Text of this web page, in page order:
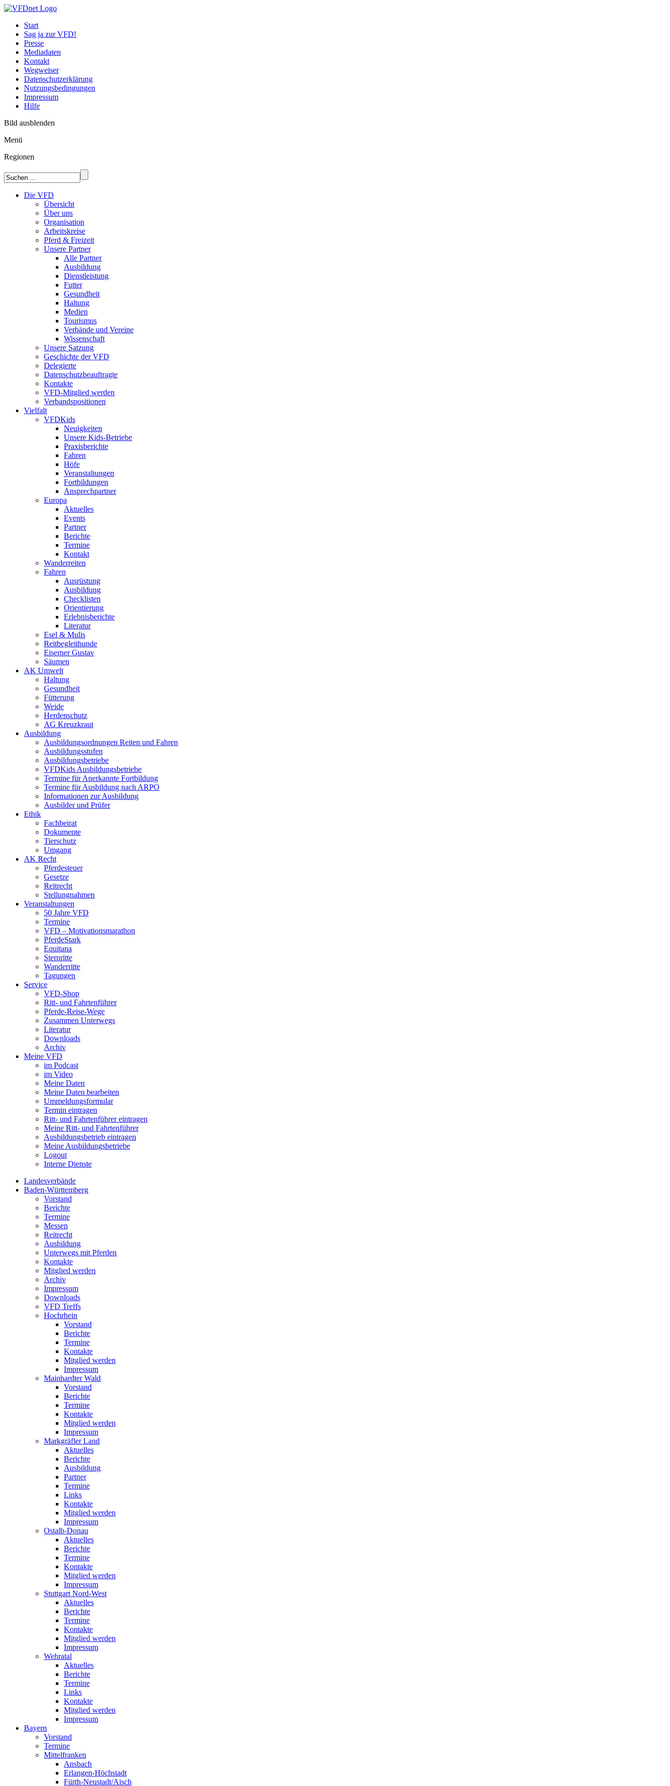
Start
Sag ja zur VFD!
Presse
Mediadaten
Kontakt
Wegweiser
Datenschutzerklärung
Nutzungsbedingungen
Impressum
Hilfe
Bild ausblenden
Menü
Regionen
Die VFD
Übersicht
Über uns
Organisation
Arbeitskreise
Pferd & Freizeit
Unsere Partner
Alle Partner
Ausbildung
Dienstleistung
Futter
Gesundheit
Haltung
Medien
Tourismus
Verbände und Vereine
Wissenschaft
Unsere Satzung
Geschichte der VFD
Delegierte
Datenschutzbeauftragte
Kontakte
VFD-Mitglied werden
Verbandspositionen
Vielfalt
VFDKids
Neuigkeiten
Unsere Kids-Betriebe
Praxisberichte
Fahren
Höfe
Veranstaltungen
Fortbildungen
Ansprechpartner
Europa
Aktuelles
Events
Partner
Berichte
Termine
Kontakt
Wanderreiten
Fahren
Ausrüstung
Ausbildung
Checklisten
Orientierung
Erlebnisberichte
Literatur
Esel & Mulis
Reitbegleithunde
Eiserner Gustav
Säumen
AK Umwelt
Haltung
Gesundheit
Fütterung
Weide
Herdenschutz
AG Kreuzkraut
Ausbildung
Ausbildungsordnungen Reiten und Fahren
Ausbildungsstufen
Ausbildungsbetriebe
VFDKids Ausbildungsbetriebe
Termine für Anerkannte Fortbildung
Termine für Ausbildung nach ARPO
Informationen zur Ausbildung
Ausbilder und Prüfer
Ethik
Fachbeirat
Dokumente
Tierschutz
Umgang
AK Recht
Pferdesteuer
Gesetze
Reitrecht
Stellungnahmen
Veranstaltungen
50 Jahre VFD
Termine
VFD – Motivationsmarathon
PferdeStark
Equitana
Sternritte
Wanderritte
Tagungen
Service
VFD-Shop
Ritt- und Fahrtenführer
Pferde-Reise-Wege
Zusammen Unterwegs
Literatur
Downloads
Archiv
Meine VFD
im Podcast
im Video
Meine Daten
Meine Daten bearbeiten
Ummeldungsformular
Termin eintragen
Ritt- und Fahrtenführer eintragen
Meine Ritt- und Fahrtenführer
Ausbildungsbetrieb eintragen
Meine Ausbildungsbetriebe
Logout
Interne Dienste
Landesverbände
Baden-Württemberg
Vorstand
Berichte
Termine
Messen
Reitrecht
Ausbildung
Unterwegs mit Pferden
Kontakte
Mitglied werden
Archiv
Impressum
Downloads
VFD Treffs
Hochrhein
Vorstand
Berichte
Termine
Kontakte
Mitglied werden
Impressum
Mainhardter Wald
Vorstand
Berichte
Termine
Kontakte
Mitglied werden
Impressum
Markgräfler Land
Aktuelles
Berichte
Ausbildung
Partner
Termine
Links
Kontakte
Mitglied werden
Impressum
Ostalb-Donau
Aktuelles
Berichte
Termine
Kontakte
Mitglied werden
Impressum
Stuttgart Nord-West
Aktuelles
Berichte
Termine
Kontakte
Mitglied werden
Impressum
Wehratal
Aktuelles
Berichte
Termine
Links
Kontakte
Mitglied werden
Impressum
Bayern
Vorstand
Termine
Mittelfranken
Ansbach
Erlangen-Höchstadt
Fürth-Neustadt/Aisch